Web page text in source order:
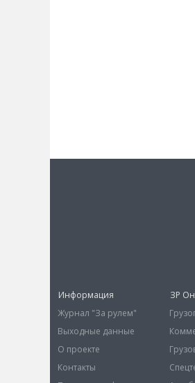
Информация
Журнал "За рулем"
Выходные данные
О проекте
Контакты
ЗР